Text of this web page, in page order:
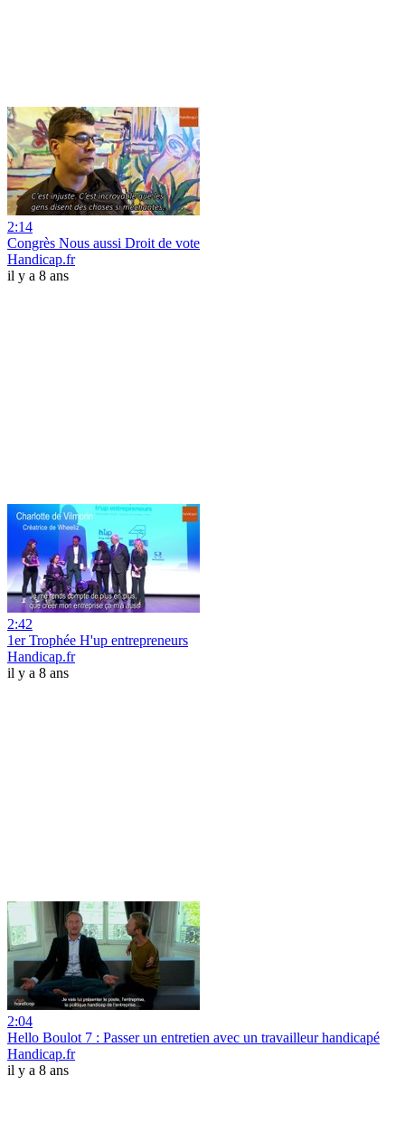
2:14
Congrès Nous aussi Droit de vote
Handicap.fr
il y a 8 ans
2:42
1er Trophée H'up entrepreneurs
Handicap.fr
il y a 8 ans
2:04
Hello Boulot 7 : Passer un entretien avec un travailleur handicapé
Handicap.fr
il y a 8 ans